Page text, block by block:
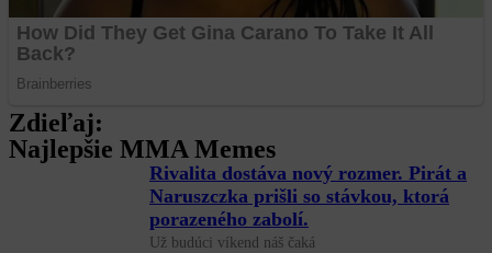
Zdieľaj:
Najlepšie MMA Memes
Rivalita dostáva nový rozmer. Pirát a
Naruszczka prišli so stávkou, ktorá
porazeného zabolí.
Už budúci víkend náš čaká